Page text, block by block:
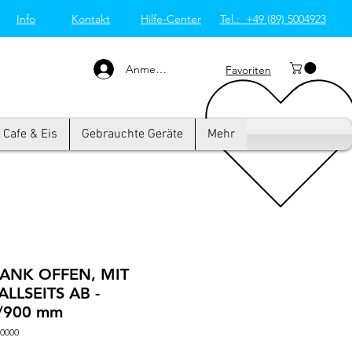
Info Kontakt Hilfe-Center Tel.: +49 (89) 5004923
von Westend-Elektro
Anmelden Favoriten
Cafe & Eis Gebrauchte Geräte Mehr
OFFEN, MIT
AB -
mm